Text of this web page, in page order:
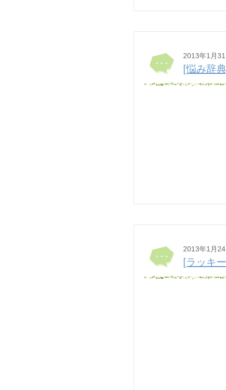
2013年1月
[悩み辞
2013年1月
[ラッキ